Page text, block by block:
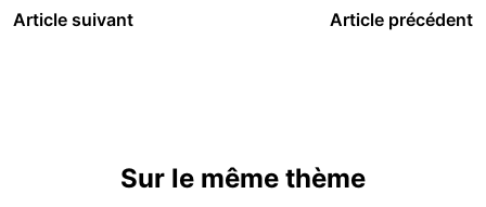
Article suivant Article précédent
Sur le même thème